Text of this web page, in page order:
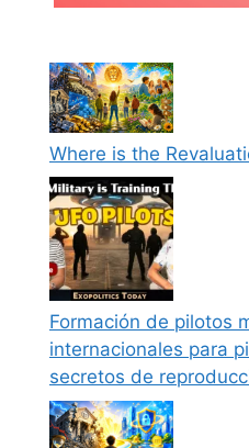
Where is the
Formación de pilotos
internacionales para
secretos de